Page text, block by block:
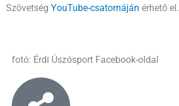
Szövetség YouTube-csatornáján érhető el.
fotó: Érdi Úszósport Facebook-oldal